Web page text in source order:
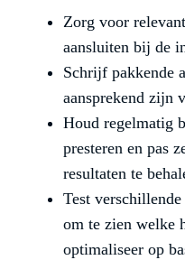
Zorg voor
aansluiten bij de
Schrijf pakkende
aansprekend zijn
Houd regelmatig
presteren en pas
resultaten te
Test
om te zien welke
optimaliseer op